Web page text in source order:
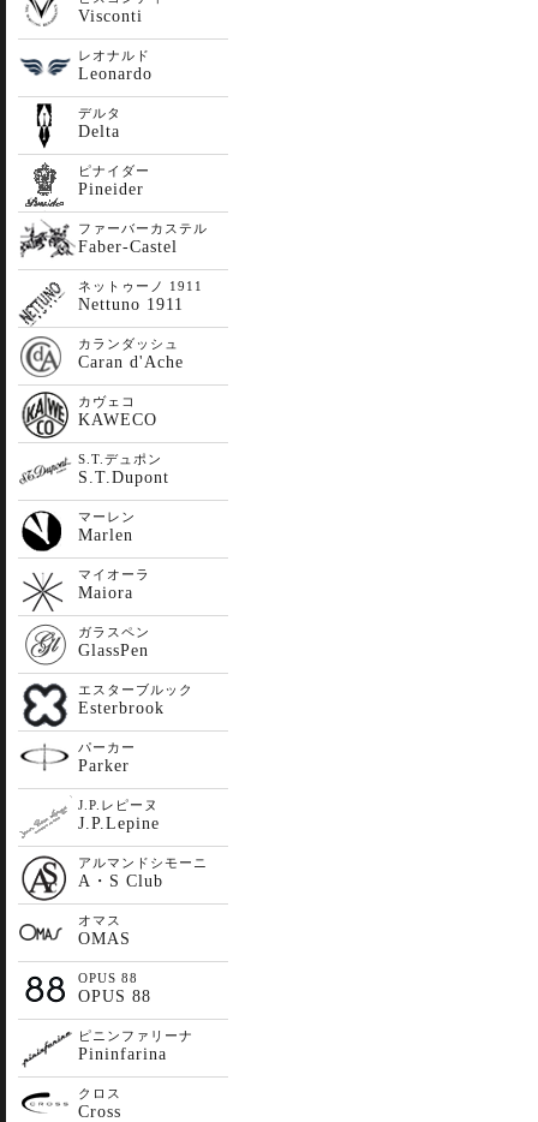
Visconti
レオナルド
Leonardo
デルタ
Delta
ピナイダー
Pineider
ファーバーカステル
Faber-Castel
ネットゥーノ 1911
Nettuno 1911
カランダッシュ
Caran d'Ache
カヴェコ
KAWECO
S.T.デュポン
S.T.Dupont
マーレン
Marlen
マイオーラ
Maiora
ガラスペン
GlassPen
エスターブルック
Esterbrook
パーカー
Parker
J.P.レピーヌ
J.P.Lepine
アルマンドシモーニ
A・S Club
オマス
OMAS
OPUS 88
OPUS 88
ピニンファリーナ
Pininfarina
クロス
Cross